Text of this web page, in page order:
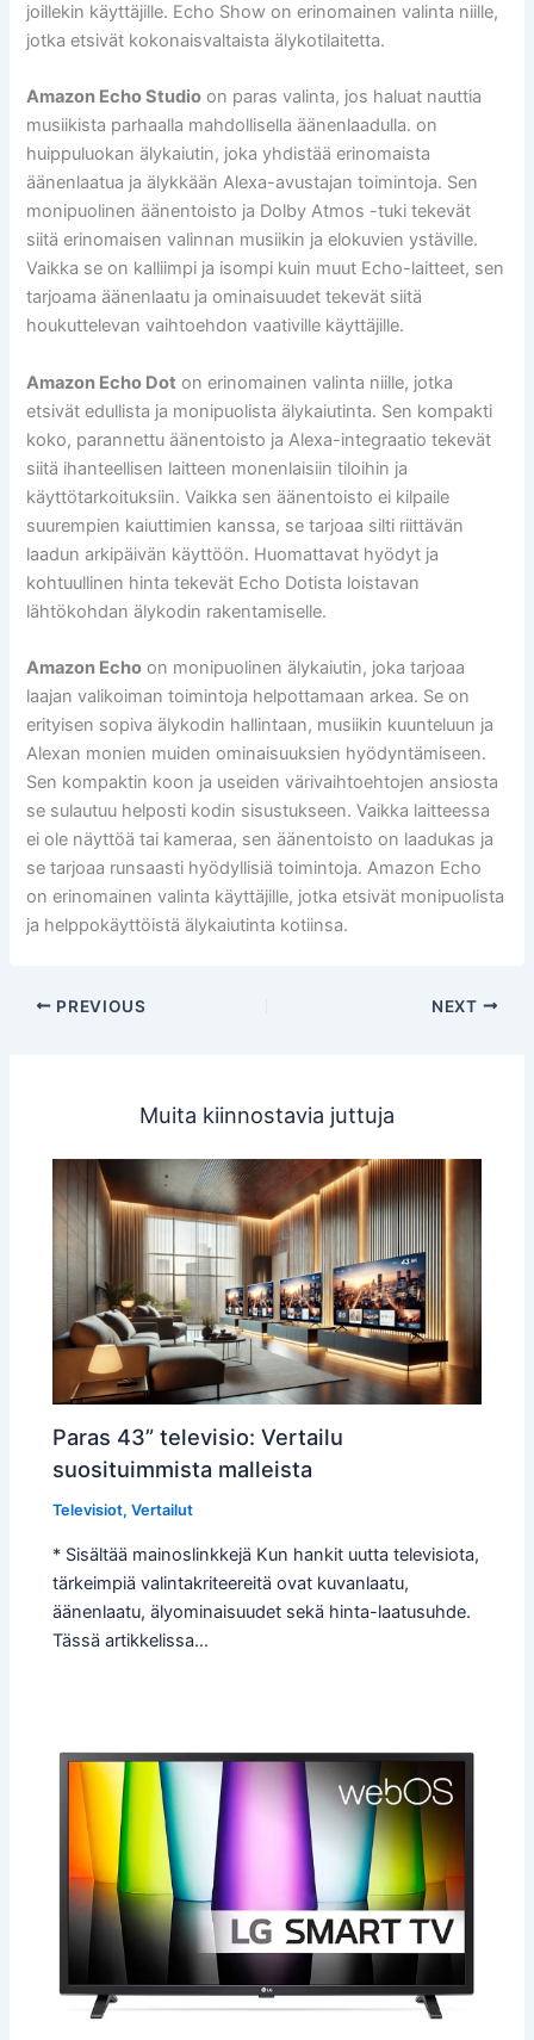
joillekin käyttäjille. Echo Show on erinomainen valinta niille,
jotka etsivät kokonaisvaltaista älykotilaitetta.
Amazon Echo Studio on paras valinta, jos haluat nauttia
musiikista parhaalla mahdollisella äänenlaadulla. on
huippuluokan älykaiutin, joka yhdistää erinomaista
äänenlaatua ja älykkään Alexa-avustajan toimintoja. Sen
monipuolinen äänentoisto ja Dolby Atmos -tuki tekevät
siitä erinomaisen valinnan musiikin ja elokuvien ystäville.
Vaikka se on kalliimpi ja isompi kuin muut Echo-laitteet, sen
tarjoama äänenlaatu ja ominaisuudet tekevät siitä
houkuttelevan vaihtoehdon vaativille käyttäjille.
Amazon Echo Dot on erinomainen valinta niille, jotka
etsivät edullista ja monipuolista älykaiutinta. Sen kompakti
koko, parannettu äänentoisto ja Alexa-integraatio tekevät
siitä ihanteellisen laitteen monenlaisiin tiloihin ja
käyttötarkoituksiin. Vaikka sen äänentoisto ei kilpaile
suurempien kaiuttimien kanssa, se tarjoaa silti riittävän
laadun arkipäivän käyttöön. Huomattavat hyödyt ja
kohtuullinen hinta tekevät Echo Dotista loistavan
lähtökohdan älykodin rakentamiselle.
Amazon Echo on monipuolinen älykaiutin, joka tarjoaa
laajan valikoiman toimintoja helpottamaan arkea. Se on
erityisen sopiva älykodin hallintaan, musiikin kuunteluun ja
Alexan monien muiden ominaisuuksien hyödyntämiseen.
Sen kompaktin koon ja useiden värivaihtoehtojen ansiosta
se sulautuu helposti kodin sisustukseen. Vaikka laitteessa
ei ole näyttöä tai kameraa, sen äänentoisto on laadukas ja
se tarjoaa runsaasti hyödyllisiä toimintoja. Amazon Echo
on erinomainen valinta käyttäjille, jotka etsivät monipuolista
ja helppokäyttöistä älykaiutinta kotiinsa.
PREVIOUS NEXT
Muita kiinnostavia juttuja
Paras 43” televisio: Vertailu
suosituimmista malleista
Televisiot,Vertailut
* Sisältää mainoslinkkejä Kun hankit uutta televisiota,
tärkeimpiä valintakriteereitä ovat kuvanlaatu,
äänenlaatu, älyominaisuudet sekä hinta-laatusuhde.
Tässä artikkelissa…